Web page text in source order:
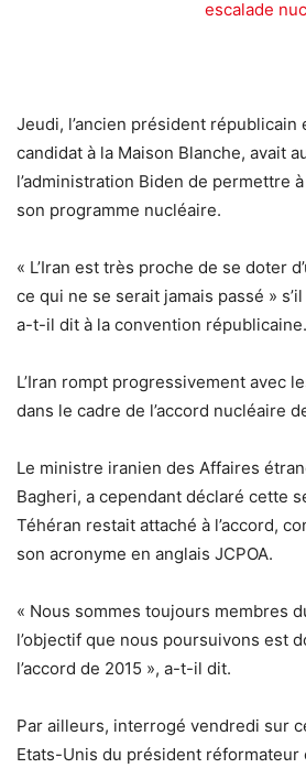
escalade
Jeudi, l’ancien président républicain
candidat à la Maison Blanche, avait
l’administration Biden de permettre à
son programme nucléaire.
« L’Iran est très proche de se doter
ce qui ne se serait jamais passé »
a-t-il dit à la convention républicaine.
L’Iran rompt progressivement avec
dans le cadre de l’accord nucléaire
Le ministre iranien des Affaires
Bagheri, a cependant déclaré cette
Téhéran restait attaché à l’accord,
son acronyme en anglais JCPOA.
« Nous sommes toujours membres
l’objectif que nous poursuivons est
l’accord de 2015 », a-t-il dit.
Par ailleurs, interrogé vendredi sur
Etats-Unis du président réformateur